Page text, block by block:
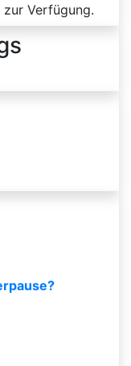
zur Verfügung.